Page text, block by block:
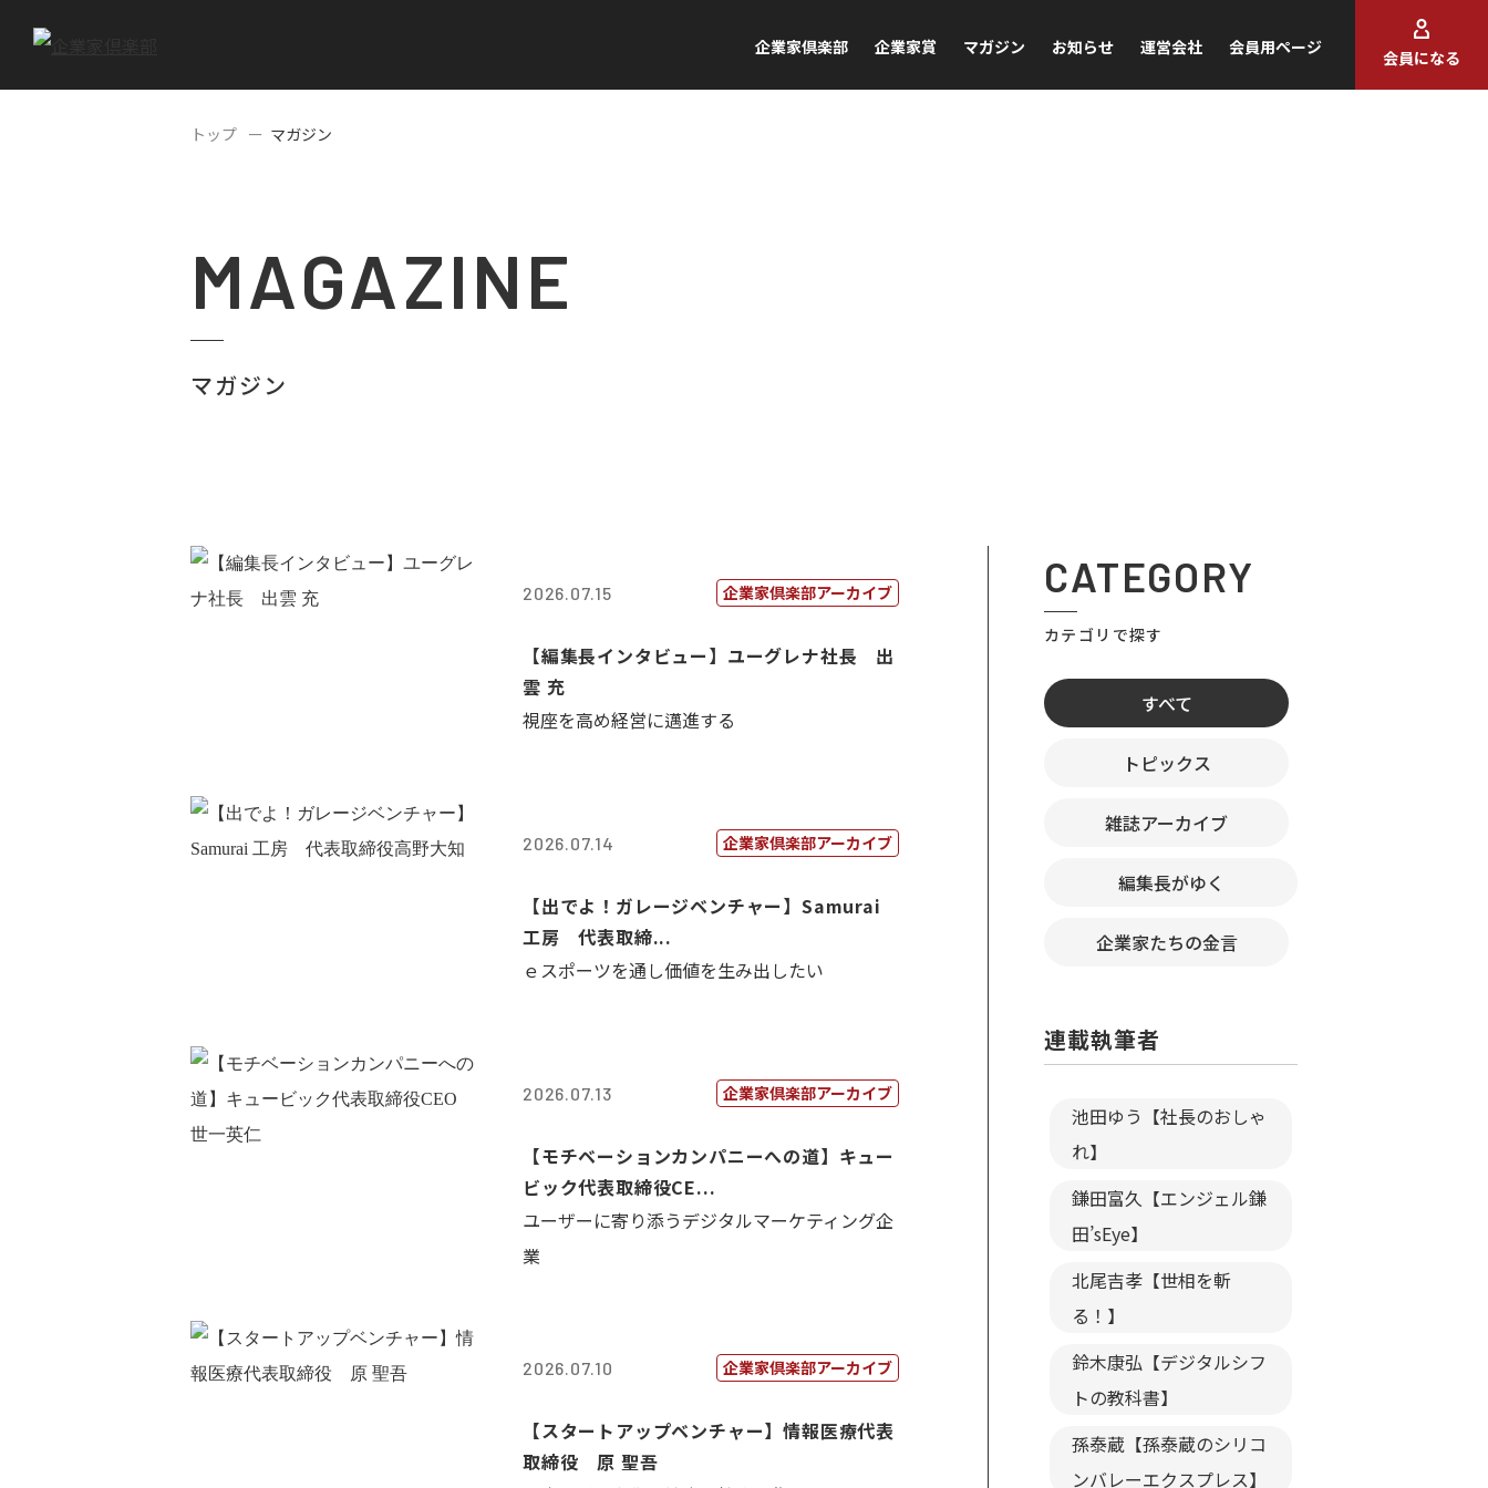
企業家倶楽部 企業家賞 マガジン お知らせ 運営会社 会員用ページ
会員になる
トップ マガジン
MAGAZINE
マガジン
2026.07.15 企業家倶楽部アーカイブ
【編集長インタビュー】ユーグレナ社長 出
雲 充
視座を高め経営に邁進する
2026.07.14 企業家倶楽部アーカイブ
【出でよ！ガレージベンチャー】Samurai
工房 代表取締...
ｅスポーツを通し価値を生み出したい
2026.07.13 企業家倶楽部アーカイブ
【モチベーションカンパニーへの道】キュー
ビック代表取締役CE...
ユーザーに寄り添うデジタルマーケティング企
業
2026.07.10 企業家倶楽部アーカイブ
【スタートアップベンチャー】情報医療代表
取締役 原 聖吾
CATEGORY
カテゴリで探す
すべて
トピックス
雑誌アーカイブ
編集長がゆく
企業家たちの金言
連載執筆者
池田ゆう【社長のおしゃ
れ】
鎌田富久【エンジェル鎌
田’sEye】
北尾吉孝【世相を斬
る！】
鈴木康弘【デジタルシフ
トの教科書】
孫泰蔵【孫泰蔵のシリコ
ンバレーエクスプレス】